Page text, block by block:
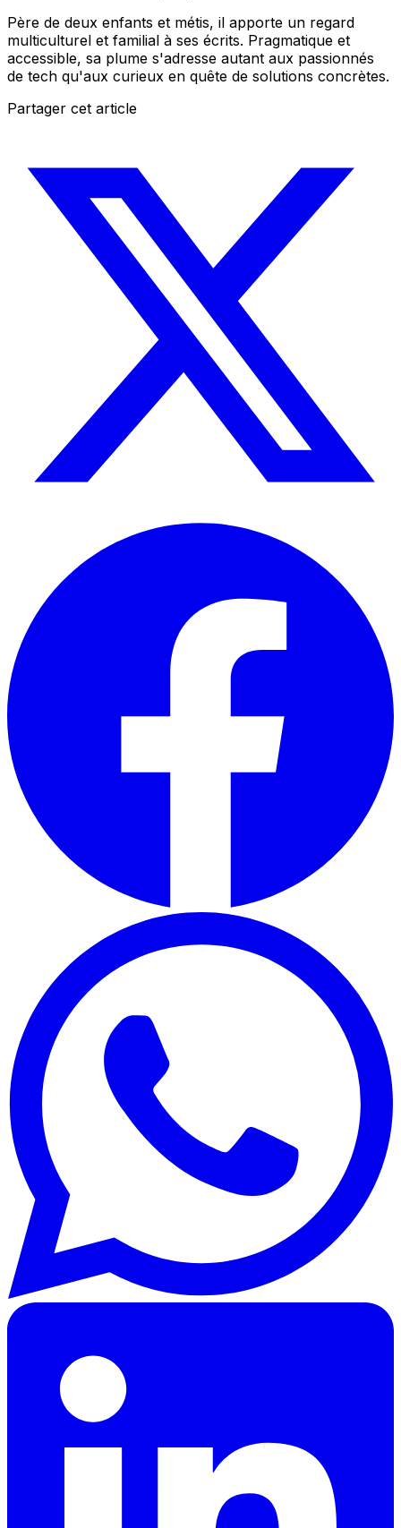
Père de deux enfants et métis, il apporte un regard
multiculturel et familial à ses écrits. Pragmatique et
accessible, sa plume s'adresse autant aux passionnés
de tech qu'aux curieux en quête de solutions concrètes.
Partager cet article